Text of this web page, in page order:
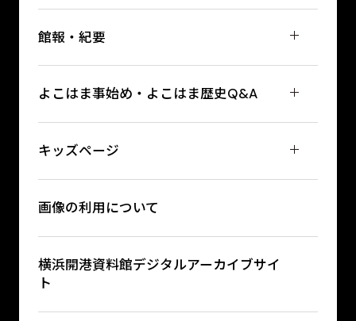
館報・紀要
よこはま事始め・よこはま歴史Q&A
キッズページ
画像の利用について
横浜開港資料館デジタルアーカイブサイ
ト